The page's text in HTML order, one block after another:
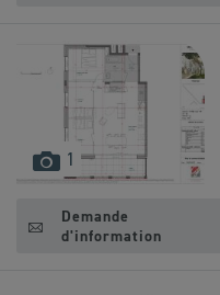
1 images
disponibles
Demande
d'information